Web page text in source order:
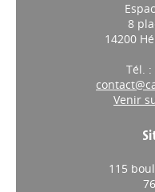
8
14200
Tél. :
Venir
115